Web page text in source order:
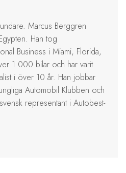
Marcus Berggren
Han tog
Business i Miami, Florida,
1 000 bilar och har varit
i över 10 år. Han jobbar
Automobil Klubben och
representant i Autobest-